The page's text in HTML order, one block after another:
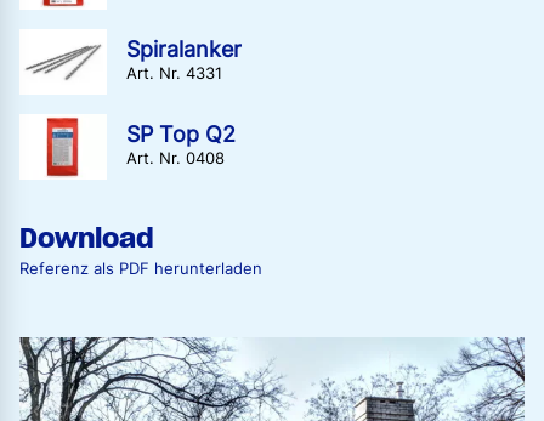
Spiralanker
Art. Nr. 4331
SP Top Q2
Art. Nr. 0408
Download
Referenz als PDF herunterladen